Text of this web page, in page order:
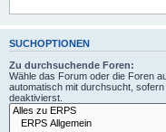
SUCHOPTIONEN
Zu durchsuchende Foren:
Wähle das Forum oder die Foren
automatisch mit durchsucht,
deaktivierst.